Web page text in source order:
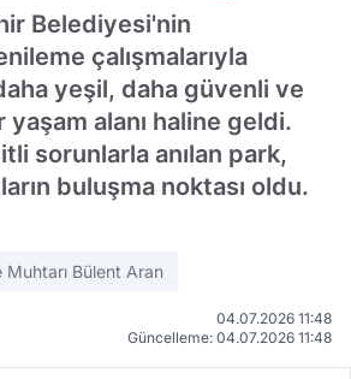
Belediyesi'nin
çalışmalarıyla
yeşil, daha güvenli ve
alanı haline geldi.
sorunlarla anılan park,
buluşma noktası oldu.
Muhtarı Bülent Aran
04.07.2026 11:48
Güncelleme: 04.07.2026 11:48